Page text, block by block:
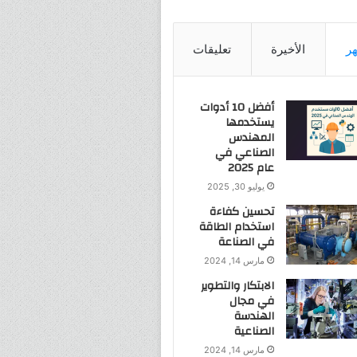
الأخيرة تعليقات
أفضل 10 أدوات
يستخدمها
المهندس
الصناعي في
عام 2025
يوليو 30, 2025
تحسين كفاءة
استخدام الطاقة
في الصناعة
مارس 14, 2024
الابتكار والتطوير
في مجال
الهندسة
الصناعية
مارس 14, 2024